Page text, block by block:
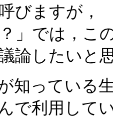
びますが，
」では，こ
論したいと
知っている
で利用して